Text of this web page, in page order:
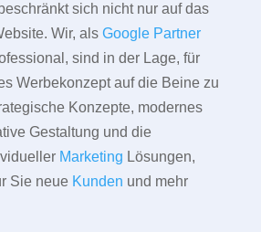
sich nicht nur auf das
Wir, als Google Partner
sind in der Lage, für
Werbekonzept auf die Beine zu
Konzepte, modernes
Gestaltung und die
Marketing Lösungen,
Sie neue Kunden und mehr